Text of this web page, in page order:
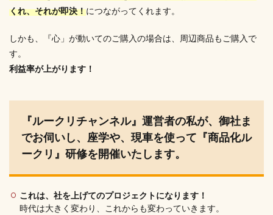
くれ、それが即決！につながってくれます。
しかも、『心」が動いてのご購入の場合は、周辺商品もご購入で
す。
利益率が上がります！
『ルークリチャンネル』運営者の私が、御社ま
でお伺いし、 座学や、現車を使って『商品化ル
ークリ』研修を開催いたします。
これは、社を上げてのプロジェクトになります！
時代は大きく変わり、これからも変わっていきます。